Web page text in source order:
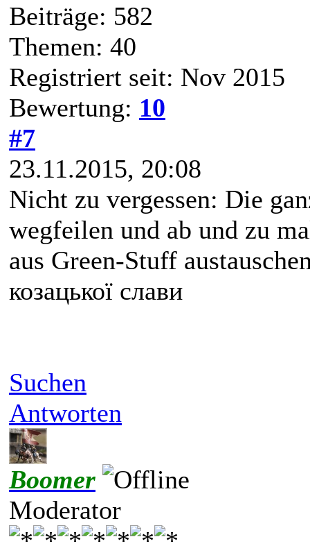
Beiträge: 582
Themen: 40
Registriert seit: Nov 2015
Bewertung: 10
#7
23.11.2015, 20:08
Nicht zu vergessen: Die
wegfeilen und ab und zu
aus Green-Stuff
козацької слави
Suchen
Antworten
Boomer
Moderator